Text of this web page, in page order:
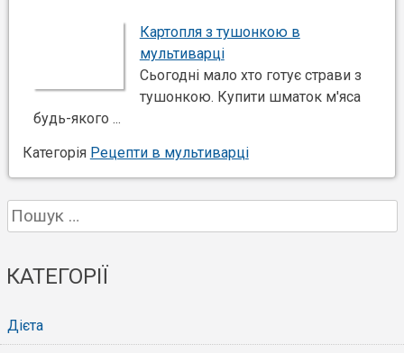
Картопля з тушонкою в
мультиварці
Сьогодні мало хто готує страви з
тушонкою. Купити шматок м'яса
будь-якого ...
Категорія Рецепти в мультиварці
Пошук:
КАТЕГОРІЇ
Дієта